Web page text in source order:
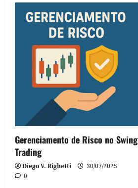
Gerenciamento de Risco no Swing
Trading
Diego V. Righetti
30/07/2025
0